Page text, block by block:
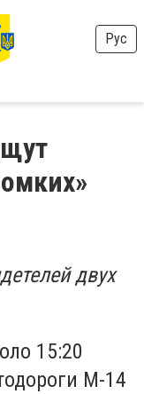
Рус
двух
15:20
М-14